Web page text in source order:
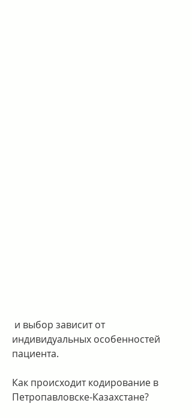
индивидуальных особенностей
пациента.
Как происходит кодирование в
Петропавловске-Казахстане?